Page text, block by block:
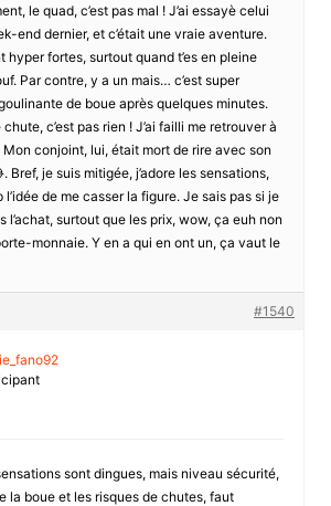
le quad, c’est pas mal ! J’ai essayè celui
end dernier, et c’était une vraie aventure.
hyper fortes, surtout quand t’es en pleine
Par contre, y a un mais… c’est super
de boue après quelques minutes.
c’est pas rien ! J’ai failli me retrouver à
conjoint, lui, était mort de rire avec son
Bref, je suis mitigée, j’adore les sensations,
l’idée de me casser la figure. Je sais pas si je
l’achat, surtout que les prix, wow, ça euh non
monnaie. Y en a qui en ont un, ça vaut le
#1540
sont dingues, mais niveau sécurité,
la boue et les risques de chutes, faut